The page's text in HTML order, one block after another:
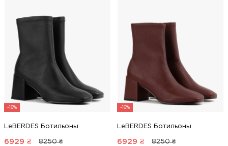
-16%
LeBERDES Ботильоны
6929 ₴ 8250 ₴
-16%
LeBERDES Ботильоны
6929 ₴ 8250 ₴